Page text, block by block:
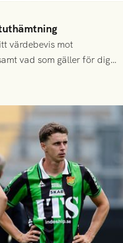
värdebevis mot
vad som gäller för dig